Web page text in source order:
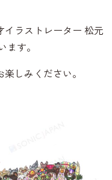
イラストレーター 松元
す。
しみください。